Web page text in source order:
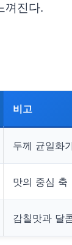
껴진다.
비고
두께 균일화
맛의 중심 축
감칠맛과 달